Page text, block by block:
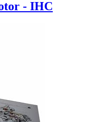
- IHC